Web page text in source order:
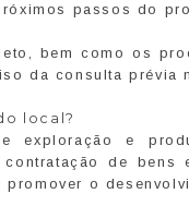
passos do
bem como os
da consulta prévia
local?
exploração e
contratação de
promover o